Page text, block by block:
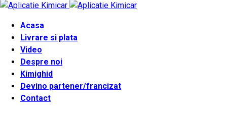
Acasa
Livrare si plata
Video
Despre noi
Kimighid
Devino partener/francizat
Contact